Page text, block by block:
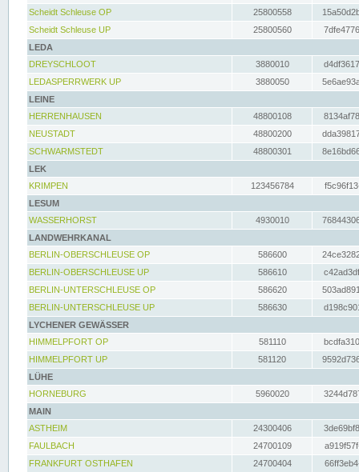
Scheidt Schleuse OP
25800558
Scheidt Schleuse UP
25800560
LEDA
DREYSCHLOOT
3880010
LEDASPERRWERK UP
3880050
LEINE
HERRENHAUSEN
48800108
NEUSTADT
48800200
SCHWARMSTEDT
48800301
LEK
KRIMPEN
123456784
LESUM
WASSERHORST
4930010
LANDWEHRKANAL
BERLIN-OBERSCHLEUSE OP
586600
BERLIN-OBERSCHLEUSE UP
586610
BERLIN-UNTERSCHLEUSE OP
586620
BERLIN-UNTERSCHLEUSE UP
586630
LYCHENER GEWÄSSER
HIMMELPFORT OP
581110
HIMMELPFORT UP
581120
LÜHE
HORNEBURG
5960020
MAIN
ASTHEIM
24300406
FAULBACH
24700109
FRANKFURT OSTHAFEN
24700404